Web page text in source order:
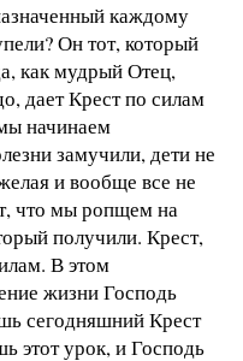
каждому
Он тот, который
как мудрый Отец,
дает Крест по силам
начинаем
замучили, дети не
и вообще все не
что мы ропщем на
получили. Крест,
В этом
жизни Господь
сегодняшний Крест
этот урок, и Господь